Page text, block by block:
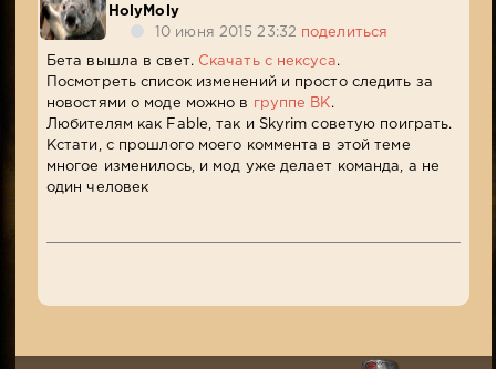
HolyMoly
10 июня 2015 23:32 поделиться
Бета вышла в свет. Скачать с нексуса.
Посмотреть список изменений и просто следить за
новостями о моде можно в
группе ВК.
Любителям как Fable, так и Skyrim советую поиграть.
Кстати, с прошлого моего коммента в этой теме
многое изменилось, и мод уже делает команда, а не
один человек